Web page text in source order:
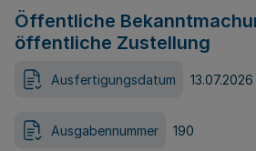
Öffentliche
öffentliche Zustellung
Ausfertigungsdatum 13.07.2026
Ausgabennummer 190